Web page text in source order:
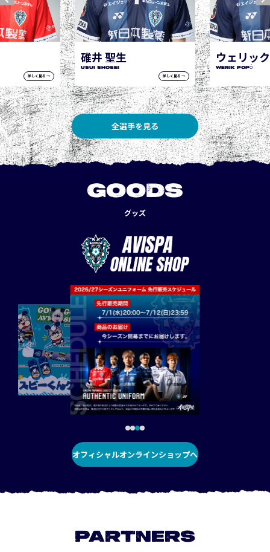
詳しく見る →
ウェリック ポポ
WERIK POPÓ
詳しく見る →
全選手を見る
GOODS
グッズ
オフィシャルオンラインショップへ
PARTNERS